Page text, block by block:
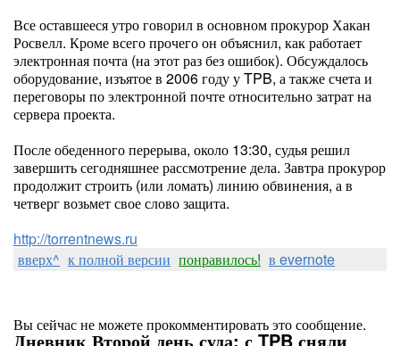
Все оставшееся утро говорил в основном прокурор Хакан
Росвелл. Кроме всего прочего он объяснил, как работает
электронная почта (на этот раз без ошибок). Обсуждалось
оборудование, изъятое в 2006 году у TPB, а также счета и
переговоры по электронной почте относительно затрат на
сервера проекта.
После обеденного перерыва, около 13:30, судья решил
завершить сегодняшнее рассмотрение дела. Завтра прокурор
продолжит строить (или ломать) линию обвинения, а в
четверг возьмет свое слово защита.
http://torrentnews.ru
вверх^ к полной версии понравилось! в evernote
Вы сейчас не можете прокомментировать это сообщение.
Дневник Второй день суда: с TPB сняли